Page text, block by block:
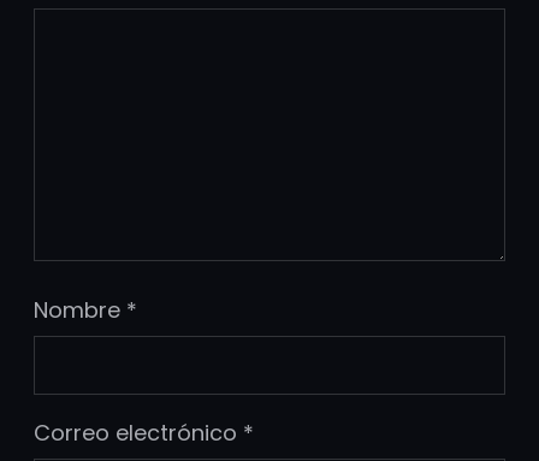
Nombre *
Correo electrónico *